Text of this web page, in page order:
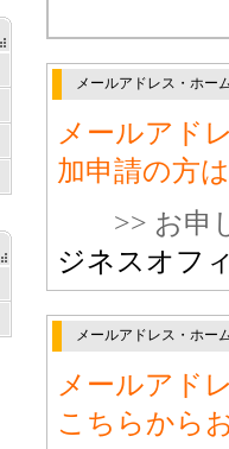
メールアドレス・ホー
メールアド
加申請の方
>> お申
ジネスオフ
メールアドレス・ホー
メールアド
こちらから